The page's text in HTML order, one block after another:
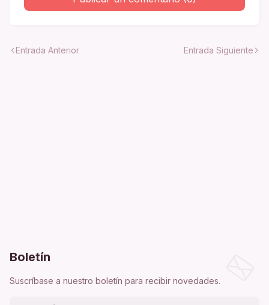
Entrada Anterior Entrada Siguiente
Boletín
Suscríbase a nuestro boletín para recibir novedades.